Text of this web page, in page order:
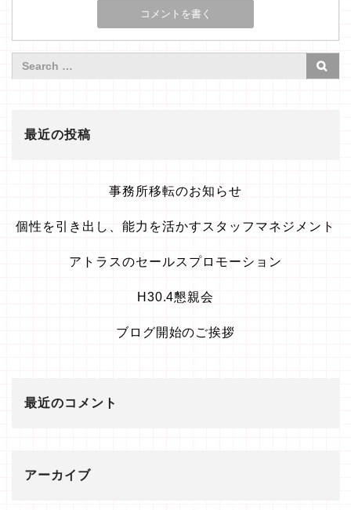
最近の投稿
事務所移転のお知らせ
個性を引き出し、能力を活かすスタッフマネジメント
アトラスのセールスプロモーション
H30.4懇親会
ブログ開始のご挨拶
最近のコメント
アーカイブ